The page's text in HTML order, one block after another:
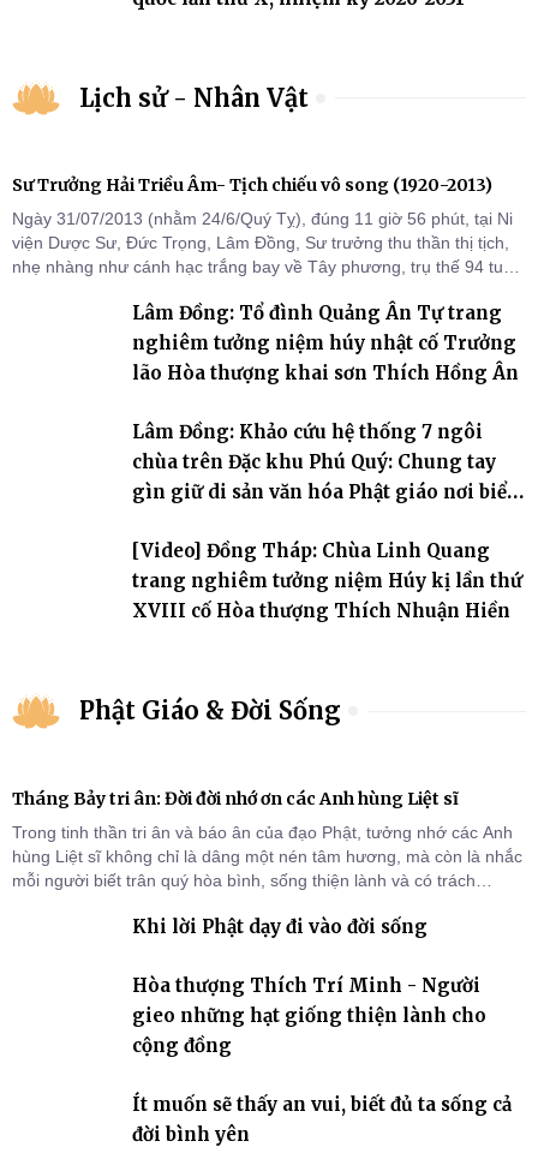
Lịch sử - Nhân Vật
Sư Trưởng Hải Triều Âm- Tịch chiếu vô song (1920-2013)
Ngày 31/07/2013 (nhằm 24/6/Quý Tỵ), đúng 11 giờ 56 phút, tại Ni
viện Dược Sư, Đức Trọng, Lâm Đồng, Sư trưởng thu thần thị tịch,
nhẹ nhàng như cánh hạc trắng bay về Tây phương, trụ thế 94 tuổi
Lâm Đồng: Tổ đình Quảng Ân Tự trang
nghiêm tưởng niệm húy nhật cố Trưởng
lão Hòa thượng khai sơn Thích Hồng Ân
Lâm Đồng: Khảo cứu hệ thống 7 ngôi
chùa trên Đặc khu Phú Quý: Chung tay
gìn giữ di sản văn hóa Phật giáo nơi biển
[Video] Đồng Tháp: Chùa Linh Quang
trang nghiêm tưởng niệm Húy kị lần thứ
XVIII cố Hòa thượng Thích Nhuận Hiền
Phật Giáo & Đời Sống
Tháng Bảy tri ân: Đời đời nhớ ơn các Anh hùng Liệt sĩ
Trong tinh thần tri ân và báo ân của đạo Phật, tưởng nhớ các Anh
hùng Liệt sĩ không chỉ là dâng một nén tâm hương, mà còn là nhắc
mỗi người biết trân quý hòa bình, sống thiện lành và có trách
Khi lời Phật dạy đi vào đời sống
Hòa thượng Thích Trí Minh - Người
gieo những hạt giống thiện lành cho
cộng đồng
Ít muốn sẽ thấy an vui, biết đủ ta sống cả
đời bình yên